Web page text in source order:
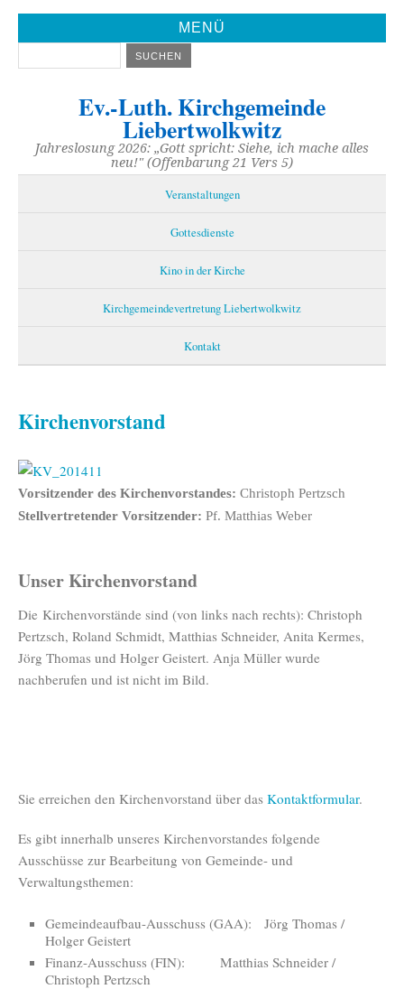
MENÜ
Ev.-Luth. Kirchgemeinde
Liebertwolkwitz
Jahreslosung 2026: „Gott spricht: Siehe, ich mache alles
neu!" (Offenbarung 21 Vers 5)
Veranstaltungen
Gottesdienste
Kino in der Kirche
Kirchgemeindevertretung Liebertwolkwitz
Kontakt
Kirchenvorstand
Vorsitzender des Kirchenvorstandes: Christoph Pertzsch
Stellvertretender Vorsitzender: Pf. Matthias Weber
Unser Kirchenvorstand
Die Kirchenvorstände sind (von links nach rechts): Christoph
Pertzsch, Roland Schmidt, Matthias Schneider, Anita Kermes,
Jörg Thomas und Holger Geistert. Anja Müller wurde
nachberufen und ist nicht im Bild.
Sie erreichen den Kirchenvorstand über das Kontaktformular.
Es gibt innerhalb unseres Kirchenvorstandes folgende
Ausschüsse zur Bearbeitung von Gemeinde- und
Verwaltungsthemen:
Gemeindeaufbau-Ausschuss (GAA): Jörg Thomas /
Holger Geistert
Finanz-Ausschuss (FIN): Matthias Schneider /
Christoph Pertzsch